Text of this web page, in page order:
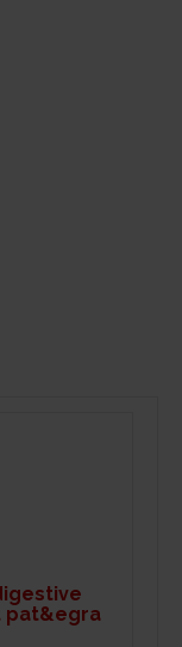
pat&egra